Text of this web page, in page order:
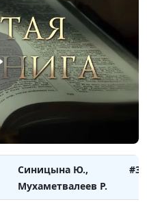
Мухаметвалеев Р.
Синицына Ю.,
Мухаметвалеев Р.
Синицына Ю.,
Мухаметвалеев Р.
Синицына Ю.,
Мухаметвалеев Р.
Синицына Ю.,
Мухаметвалеев Р.